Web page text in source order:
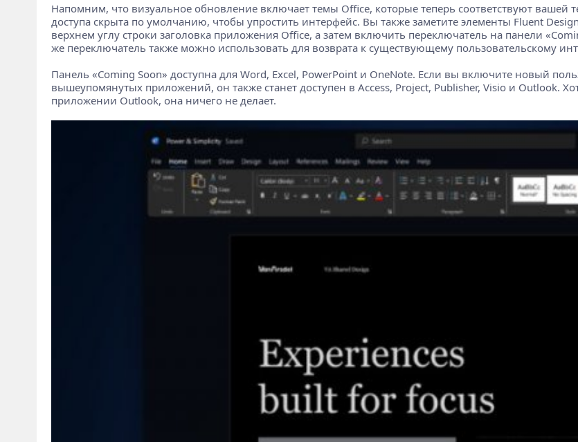
Напомним, что визуальное обновление включает темы Office, которые теперь соответствуют
доступа скрыта по умолчанию, чтобы упростить интерфейс. Вы также заметите элементы Fluent
верхнем углу строки заголовка приложения Office, а затем включить переключатель на панели
же переключатель также можно использовать для возврата к существующему пользовательскому
Панель «Coming Soon» доступна для Word, Excel, PowerPoint и OneNote. Если вы включите новый
вышеупомянутых приложений, он также станет доступен в Access, Project, Publisher, Visio и Outlook.
приложении Outlook, она ничего не делает.